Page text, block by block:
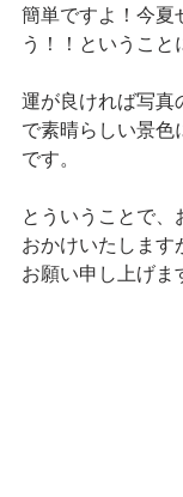
簡単ですよ！今夏
う！！ということ
運が良ければ写真
で素晴らしい景色
です。
とういうことで
おかけいたします
お願い申し上げま